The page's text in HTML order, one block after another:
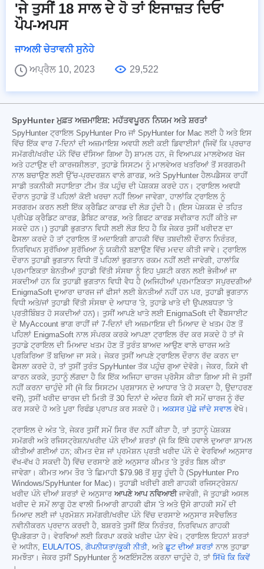
'ਜੇ ਤੁਸੀਂ 18 ਸਾਲ ਦੇ ਹੋ ਤਾਂ ਇਜਾਜ਼ਤ ਦਿਓ'
ਪੌਪ-ਅਪਸ
ਜਾਅਲੀ ਚੇਤਾਵਨੀ ਸੁਨੇਹੇ
ਅਪ੍ਰੈਲ 10, 2023
29,522
SpyHunter ਮੁਫ਼ਤ ਅਜ਼ਮਾਇਸ਼: ਮਹੱਤਵਪੂਰਨ ਨਿਯਮ ਅਤੇ ਸ਼ਰਤਾਂ
SpyHunter ਟ੍ਰਾਇਲ SpyHunter Pro ਜਾਂ SpyHunter for Mac ਲਈ ਹੈ ਅਤੇ ਇਸ
ਵਿੱਚ ਇੱਕ ਵਾਰ 7-ਦਿਨਾਂ ਦੀ ਅਜ਼ਮਾਇਸ਼ ਅਵਧੀ ਲਈ ਕਈ ਡਿਵਾਈਸਾਂ (ਜਿਵੇਂ ਕਿ ਪ੍ਰਚਾਰ
ਸਮੱਗਰੀ/ਖਰੀਦ ਪੰਨੇ ਵਿੱਚ ਦੱਸਿਆ ਗਿਆ ਹੈ) ਸ਼ਾਮਲ ਹਨ, ਜੋ ਵਿਆਪਕ ਮਾਲਵੇਅਰ ਖੋਜ
ਅਤੇ ਹਟਾਉਣ ਦੀ ਕਾਰਜਸ਼ੀਲਤਾ, ਤੁਹਾਡੇ ਸਿਸਟਮ ਨੂੰ ਮਾਲਵੇਅਰ ਖਤਰਿਆਂ ਤੋਂ ਸਰਗਰਮੀ
ਨਾਲ ਬਚਾਉਣ ਲਈ ਉੱਚ-ਪ੍ਰਦਰਸ਼ਨ ਵਾਲੇ ਗਾਰਡ, ਅਤੇ SpyHunter ਹੈਲਪਡੈਸਕ ਰਾਹੀਂ
ਸਾਡੀ ਤਕਨੀਕੀ ਸਹਾਇਤਾ ਟੀਮ ਤੱਕ ਪਹੁੰਚ ਦੀ ਪੇਸ਼ਕਸ਼ ਕਰਦੇ ਹਨ। ਟ੍ਰਾਇਲ ਅਵਧੀ
ਦੌਰਾਨ ਤੁਹਾਡੇ ਤੋਂ ਪਹਿਲਾਂ ਕੋਈ ਖਰਚਾ ਨਹੀਂ ਲਿਆ ਜਾਵੇਗਾ, ਹਾਲਾਂਕਿ ਟ੍ਰਾਇਲ ਨੂੰ
ਸਰਗਰਮ ਕਰਨ ਲਈ ਇੱਕ ਕ੍ਰੈਡਿਟ ਕਾਰਡ ਦੀ ਲੋੜ ਹੁੰਦੀ ਹੈ। (ਇਸ ਪੇਸ਼ਕਸ਼ ਦੇ ਤਹਿਤ
ਪ੍ਰੀਪੇਡ ਕ੍ਰੈਡਿਟ ਕਾਰਡ, ਡੈਬਿਟ ਕਾਰਡ, ਅਤੇ ਗਿਫਟ ਕਾਰਡ ਸਵੀਕਾਰ ਨਹੀਂ ਕੀਤੇ ਜਾ
ਸਕਦੇ ਹਨ।) ਤੁਹਾਡੀ ਭੁਗਤਾਨ ਵਿਧੀ ਲਈ ਲੋੜ ਇਹ ਹੈ ਕਿ ਜੇਕਰ ਤੁਸੀਂ ਖਰੀਦਣ ਦਾ
ਫੈਸਲਾ ਕਰਦੇ ਹੋ ਤਾਂ ਟ੍ਰਾਇਲ ਤੋਂ ਅਦਾਇਗੀ ਗਾਹਕੀ ਵਿੱਚ ਤਬਦੀਲੀ ਦੌਰਾਨ ਨਿਰੰਤਰ,
ਨਿਰਵਿਘਨ ਸੁਰੱਖਿਆ ਸੁਰੱਖਿਆ ਨੂੰ ਯਕੀਨੀ ਬਣਾਉਣ ਵਿੱਚ ਮਦਦ ਕੀਤੀ ਜਾਵੇ। ਟ੍ਰਾਇਲ
ਦੌਰਾਨ ਤੁਹਾਡੀ ਭੁਗਤਾਨ ਵਿਧੀ ਤੋਂ ਪਹਿਲਾਂ ਭੁਗਤਾਨ ਰਕਮ ਨਹੀਂ ਲਈ ਜਾਵੇਗੀ, ਹਾਲਾਂਕਿ
ਪ੍ਰਮਾਣਿਕਤਾ ਬੇਨਤੀਆਂ ਤੁਹਾਡੀ ਵਿੱਤੀ ਸੰਸਥਾ ਨੂੰ ਇਹ ਪੁਸ਼ਟੀ ਕਰਨ ਲਈ ਭੇਜੀਆਂ ਜਾ
ਸਕਦੀਆਂ ਹਨ ਕਿ ਤੁਹਾਡੀ ਭੁਗਤਾਨ ਵਿਧੀ ਵੈਧ ਹੈ (ਅਜਿਹੀਆਂ ਪ੍ਰਮਾਣਿਕਤਾ ਸਪੁਰਦਗੀਆਂ
EnigmaSoft ਦੁਆਰਾ ਚਾਰਜ ਜਾਂ ਫੀਸਾਂ ਲਈ ਬੇਨਤੀਆਂ ਨਹੀਂ ਹਨ ਪਰ, ਤੁਹਾਡੀ ਭੁਗਤਾਨ
ਵਿਧੀ ਅਤੇ/ਜਾਂ ਤੁਹਾਡੀ ਵਿੱਤੀ ਸੰਸਥਾ ਦੇ ਆਧਾਰ 'ਤੇ, ਤੁਹਾਡੇ ਖਾਤੇ ਦੀ ਉਪਲਬਧਤਾ 'ਤੇ
ਪ੍ਰਤੀਬਿੰਬਤ ਹੋ ਸਕਦੀਆਂ ਹਨ)। ਤੁਸੀਂ ਆਪਣੇ ਖਾਤੇ ਲਈ EnigmaSoft ਦੀ ਵੈੱਬਸਾਈਟ
ਦੇ MyAccount ਭਾਗ ਰਾਹੀਂ ਜਾਂ 7-ਦਿਨਾਂ ਦੀ ਅਜ਼ਮਾਇਸ਼ ਦੀ ਮਿਆਦ ਦੇ ਖਤਮ ਹੋਣ ਤੋਂ
ਪਹਿਲਾਂ EnigmaSoft ਨਾਲ ਸੰਪਰਕ ਕਰਕੇ ਆਪਣਾ ਟ੍ਰਾਇਲ ਰੱਦ ਕਰ ਸਕਦੇ ਹੋ ਤਾਂ ਜੋ
ਤੁਹਾਡੇ ਟ੍ਰਾਇਲ ਦੀ ਮਿਆਦ ਖਤਮ ਹੋਣ ਤੋਂ ਤੁਰੰਤ ਬਾਅਦ ਆਉਣ ਵਾਲੇ ਚਾਰਜ ਅਤੇ
ਪ੍ਰਕਿਰਿਆ ਤੋਂ ਬਚਿਆ ਜਾ ਸਕੇ। ਜੇਕਰ ਤੁਸੀਂ ਆਪਣੇ ਟ੍ਰਾਇਲ ਦੌਰਾਨ ਰੱਦ ਕਰਨ ਦਾ
ਫੈਸਲਾ ਕਰਦੇ ਹੋ, ਤਾਂ ਤੁਸੀਂ ਤੁਰੰਤ SpyHunter ਤੱਕ ਪਹੁੰਚ ਗੁਆ ਦੇਵੋਗੇ। ਜੇਕਰ, ਕਿਸੇ ਵੀ
ਕਾਰਨ ਕਰਕੇ, ਤੁਹਾਨੂੰ ਲੱਗਦਾ ਹੈ ਕਿ ਇੱਕ ਅਜਿਹਾ ਚਾਰਜ ਪ੍ਰੋਸੈਸ ਕੀਤਾ ਗਿਆ ਸੀ ਜੋ ਤੁਸੀਂ
ਨਹੀਂ ਕਰਨਾ ਚਾਹੁੰਦੇ ਸੀ (ਜੋ ਕਿ ਸਿਸਟਮ ਪ੍ਰਸ਼ਾਸਨ ਦੇ ਆਧਾਰ 'ਤੇ ਹੋ ਸਕਦਾ ਹੈ, ਉਦਾਹਰਣ
ਵਜੋਂ), ਤੁਸੀਂ ਖਰੀਦ ਚਾਰਜ ਦੀ ਮਿਤੀ ਤੋਂ 30 ਦਿਨਾਂ ਦੇ ਅੰਦਰ ਕਿਸੇ ਵੀ ਸਮੇਂ ਚਾਰਜ ਨੂੰ ਰੱਦ
ਕਰ ਸਕਦੇ ਹੋ ਅਤੇ ਪੂਰਾ ਰਿਫੰਡ ਪ੍ਰਾਪਤ ਕਰ ਸਕਦੇ ਹੋ। ਅਕਸਰ ਪੁੱਛੇ ਜਾਂਦੇ ਸਵਾਲ ਵੇਖੋ।
ਟ੍ਰਾਇਲ ਦੇ ਅੰਤ 'ਤੇ, ਜੇਕਰ ਤੁਸੀਂ ਸਮੇਂ ਸਿਰ ਰੱਦ ਨਹੀਂ ਕੀਤਾ ਹੈ, ਤਾਂ ਤੁਹਾਨੂੰ ਪੇਸ਼ਕਸ਼
ਸਮੱਗਰੀ ਅਤੇ ਰਜਿਸਟ੍ਰੇਸ਼ਨ/ਖਰੀਦ ਪੰਨੇ ਦੀਆਂ ਸ਼ਰਤਾਂ (ਜੋ ਕਿ ਇੱਥੇ ਹਵਾਲੇ ਦੁਆਰਾ ਸ਼ਾਮਲ
ਕੀਤੀਆਂ ਗਈਆਂ ਹਨ; ਕੀਮਤ ਦੇਸ਼ ਜਾਂ ਪ੍ਰਮੋਸ਼ਨ ਪ੍ਰਤੀ ਖਰੀਦ ਪੰਨੇ ਦੇ ਵੇਰਵਿਆਂ ਅਨੁਸਾਰ
ਵੱਖ-ਵੱਖ ਹੋ ਸਕਦੀ ਹੈ) ਵਿੱਚ ਦਰਸਾਏ ਗਏ ਅਨੁਸਾਰ ਕੀਮਤ 'ਤੇ ਤੁਰੰਤ ਬਿਲ ਕੀਤਾ
ਜਾਵੇਗਾ। ਕੀਮਤ ਆਮ ਤੌਰ 'ਤੇ ਛਿਮਾਹੀ $79.98 ਤੋਂ ਸ਼ੁਰੂ ਹੁੰਦੀ ਹੈ (SpyHunter Pro
Windows/SpyHunter for Mac)। ਤੁਹਾਡੀ ਖਰੀਦੀ ਗਈ ਗਾਹਕੀ ਰਜਿਸਟ੍ਰੇਸ਼ਨ/
ਖਰੀਦ ਪੰਨੇ ਦੀਆਂ ਸ਼ਰਤਾਂ ਦੇ ਅਨੁਸਾਰ ਆਪਣੇ ਆਪ ਨਵਿਆਈਜਾਵੇਗੀ, ਜੋ ਤੁਹਾਡੀ ਅਸਲ
ਖਰੀਦ ਦੇ ਸਮੇਂ ਲਾਗੂ ਹੋਣ ਵਾਲੀ ਮਿਆਰੀ ਗਾਹਕੀ ਫੀਸ 'ਤੇ ਅਤੇ ਉਸੇ ਗਾਹਕੀ ਸਮੇਂ ਦੀ
ਮਿਆਦ ਲਈ ਜਾਂ ਪ੍ਰਮੋਸ਼ਨ ਸਮੱਗਰੀ/ਖਰੀਦ ਪੰਨੇ ਵਿੱਚ ਦਰਸਾਏ ਅਨੁਸਾਰ ਸਵੈਚਲਿਤ
ਨਵੀਨੀਕਰਨ ਪ੍ਰਦਾਨ ਕਰਦੀ ਹੈ, ਬਸ਼ਰਤੇ ਤੁਸੀਂ ਇੱਕ ਨਿਰੰਤਰ, ਨਿਰਵਿਘਨ ਗਾਹਕੀ
ਉਪਭੋਗਤਾ ਹੋ। ਵੇਰਵਿਆਂ ਲਈ ਕਿਰਪਾ ਕਰਕੇ ਖਰੀਦ ਪੰਨਾ ਵੇਖੋ। ਟ੍ਰਾਇਲ ਇਹਨਾਂ ਸ਼ਰਤਾਂ
ਦੇ ਅਧੀਨ, EULA/TOS, ਗੋਪਨੀਯਤਾ/ਕੂਕੀ ਨੀਤੀ, ਅਤੇ ਛੂਟ ਦੀਆਂ ਸ਼ਰਤਾਂ ਨਾਲ ਤੁਹਾਡਾ
ਸਮਝੌਤਾ। ਜੇਕਰ ਤੁਸੀਂ SpyHunter ਨੂੰ ਅਣਇੰਸਟੌਲ ਕਰਨਾ ਚਾਹੁੰਦੇ ਹੋ, ਤਾਂ ਸਿੱਖੋ ਕਿ ਕਿਵੇਂ